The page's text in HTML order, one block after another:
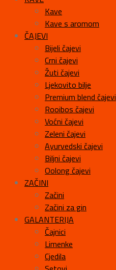
Kave
Kave s aromom
ČAJEVI
Bijeli čajevi
Crni čajevi
Žuti čajevi
Ljekovito bilje
Premium blend čajevi
Rooibos čajevi
Voćni čajevi
Zeleni čajevi
Ayurvedski čajevi
Biljni čajevi
Oolong čajevi
ZAČINI
Začini
Začini za gin
GALANTERIJA
Čajnici
Limenke
Cjedila